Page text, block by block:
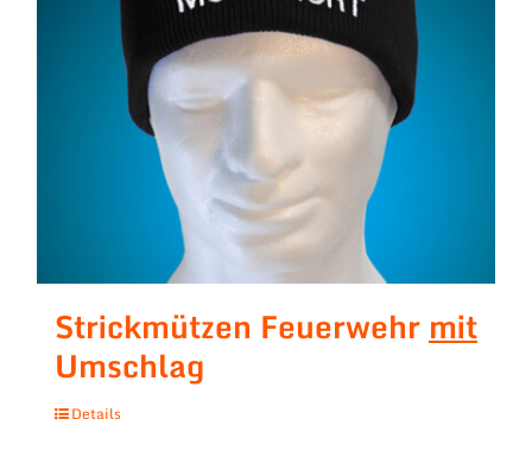
Strickmützen Feuerwehr mit
Umschlag
Details